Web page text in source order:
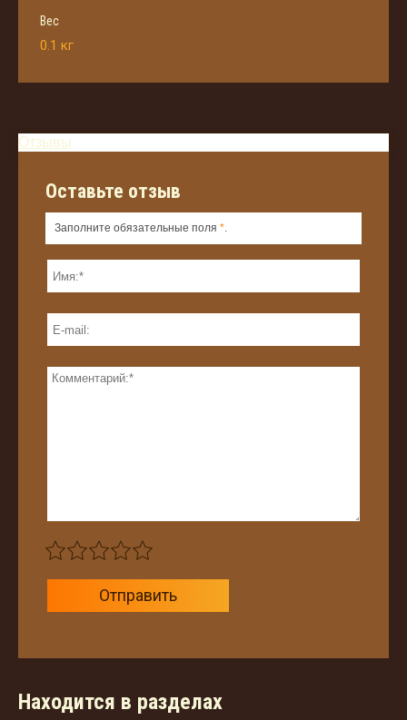
Вес
0.1 кг
Отзывы
Оставьте отзыв
Заполните обязательные поля *.
Отправить
Находится в разделах